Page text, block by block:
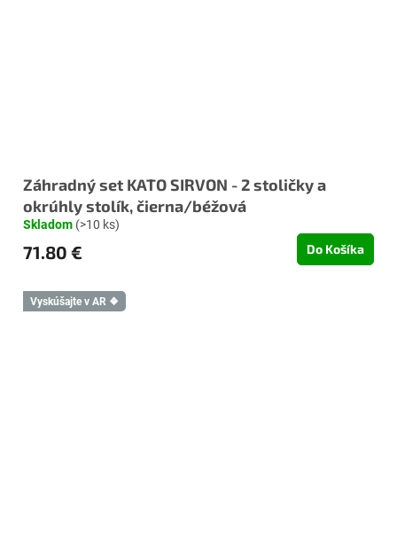
Záhradný set KATO SIRVON - 2 stoličky a
okrúhly stolík, čierna/béžová
Skladom (>10 ks)
71.80 € Do Košíka
Vyskúšajte v AR ❖